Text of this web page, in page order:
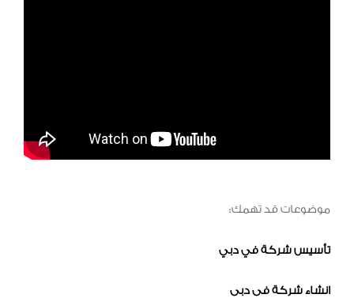
موضوعات قد تهمك:
تأسيس شركة في دبي
انشاء شركة فى دبى